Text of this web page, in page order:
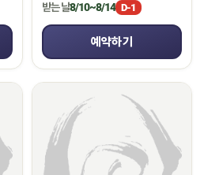
받는 날8/10~8/14 D-1
예약하기